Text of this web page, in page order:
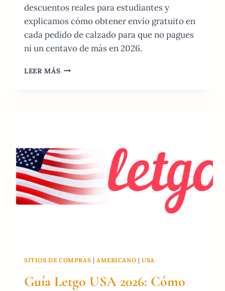
descuentos reales para estudiantes y
explicamos cómo obtener envío gratuito en
cada pedido de calzado para que no pagues
ni un centavo de más en 2026.
LEER MÁS GUÍA
Y
DEVOLUCIONES
SITIOS DE COMPRAS | AMERICANO |USA
Guía Letgo USA 2026: Cómo